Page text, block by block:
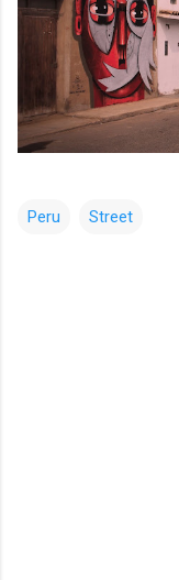
Peru Street